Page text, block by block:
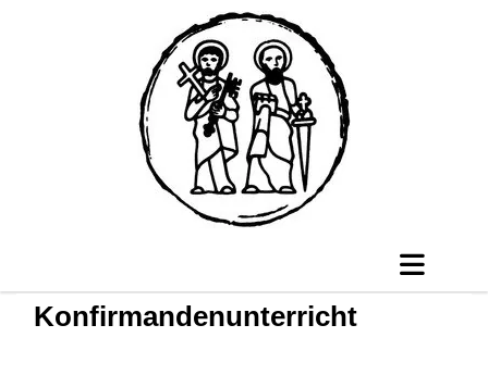
Konfirmandenunterricht